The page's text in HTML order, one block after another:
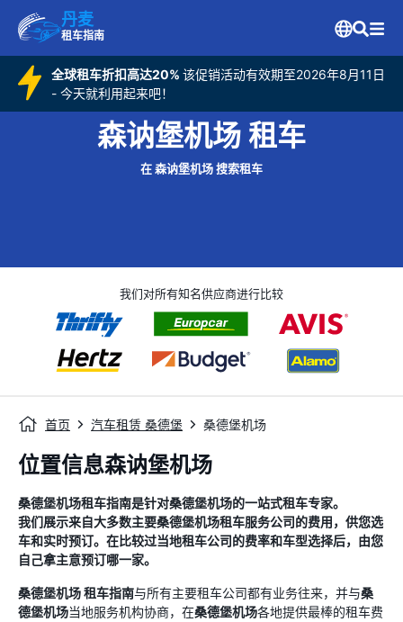
丹麦
租车指南
全球租车折扣高达20% 该促销活动有效期至2026年8月11日
- 今天就利用起来吧！
森讷堡机场 租车
在 森讷堡机场 搜索租车
我们对所有知名供应商进行比较
首页 汽车租赁 桑德堡 桑德堡机场
位置信息森讷堡机场
桑德堡机场租车指南是针对桑德堡机场的一站式租车专家。
我们展示来自大多数主要桑德堡机场租车服务公司的费用，供您选
车和实时预订。在比较过当地租车公司的费率和车型选择后，由您
自己拿主意预订哪一家。
桑德堡机场租车指南与所有主要租车公司都有业务往来，并与桑
德堡机场当地服务机构协商，在桑德堡机场各地提供最棒的租车费